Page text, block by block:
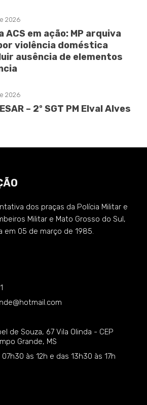
2026
ACS em ação: MP arquiva
violência doméstica
ausência de elementos
2026
– 2º SGT PM Elval Alves
dos praças da Polícia Militar e
Militar e Mato Grosso do Sul,
em 05 de março de 1985.
de Souza, 67 Vila Olinda - CEP
Grande, MS
às 12h e das 13h30 às 17h